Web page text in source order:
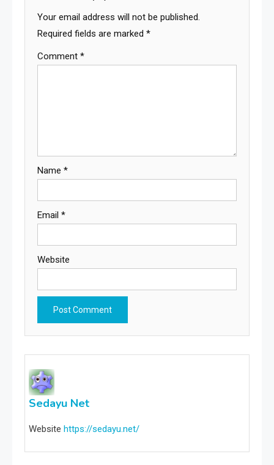
Your email address will not be published.
Required fields are marked *
Comment *
Name *
Email *
Website
Sedayu Net
Website https://sedayu.net/